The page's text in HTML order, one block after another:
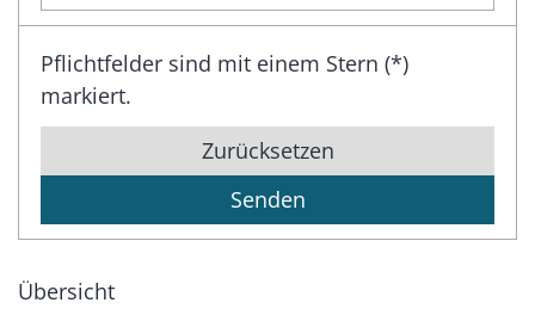
Pflichtfelder sind mit einem Stern (*)
markiert.
Zurücksetzen
Übersicht